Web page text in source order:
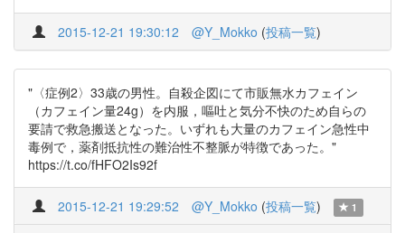
2015-12-21 19:30:12 @Y_Mokko (投稿一覧)
"〈症例2〉33歳の男性。自殺企図にて市販無水カフェイン
（カフェイン量24g）を内服，嘔吐と気分不快のため自らの
要請で救急搬送となった。いずれも大量のカフェイン急性中
毒例で，薬剤抵抗性の難治性不整脈が特徴であった。"
https://t.co/fHFO2Is92f
2015-12-21 19:29:52 @Y_Mokko (投稿一覧) 1